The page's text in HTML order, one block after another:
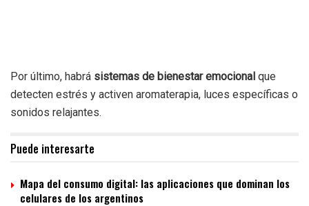
Por último, habrá sistemas de bienestar emocional que
detecten estrés y activen aromaterapia, luces específicas o
sonidos relajantes.
Puede interesarte
Mapa del consumo digital: las aplicaciones que dominan los
celulares de los argentinos